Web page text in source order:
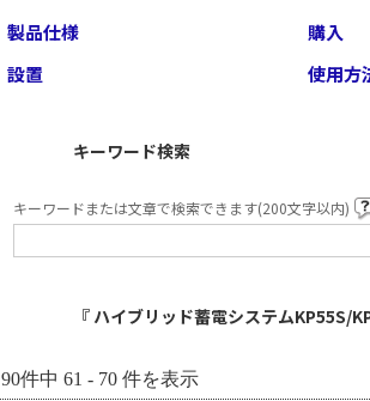
製品仕様 購入
設置
使用方
キーワード検索
キーワードまたは文章で検索できます(200文字以内)
『 ハイブリッド蓄電システムKP55S/
90件中 61 - 70 件を表示